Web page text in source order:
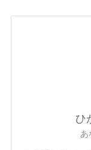
ひ
あ